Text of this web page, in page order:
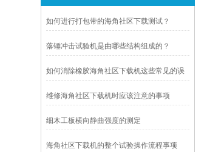
如何进行打包带的海角社区下载测试？
落锤冲击试验机是由哪些结构组成的？
如何消除橡胶海角社区下载机这些常见的误
维修海角社区下载机时应该注意的事项
细木工板横向静曲强度的测定
海角社区下载机的整个试验操作流程事项